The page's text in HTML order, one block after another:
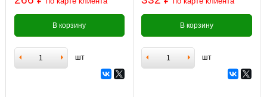
В корзину
шт
В корзину
шт